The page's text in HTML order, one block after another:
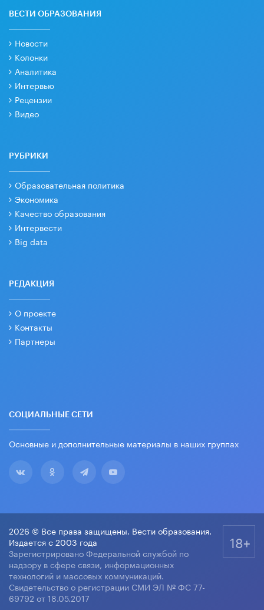
ВЕСТИ ОБРАЗОВАНИЯ
Новости
Колонки
Аналитика
Интервью
Рецензии
Видео
РУБРИКИ
Образовательная политика
Экономика
Качество образования
Интервести
Big data
РЕДАКЦИЯ
О проекте
Контакты
Партнеры
СОЦИАЛЬНЫЕ СЕТИ
Основные и дополнительные материалы в наших группах
2026 © Все права защищены. Вести образования.
Издается с 2003 года
Зарегистрировано Федеральной службой по
надзору в сфере связи, информационных
технологий и массовых коммуникаций.
Свидетельство о регистрации СМИ ЭЛ № ФС 77-
69792 от 18.05.2017
18+